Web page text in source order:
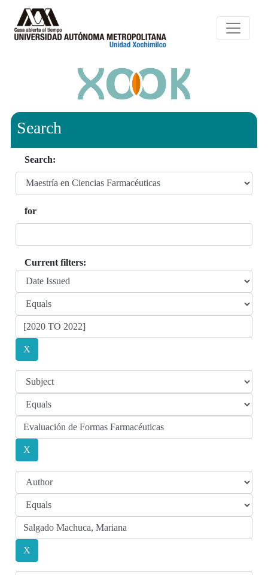
Search
Search:
for
Current filters: